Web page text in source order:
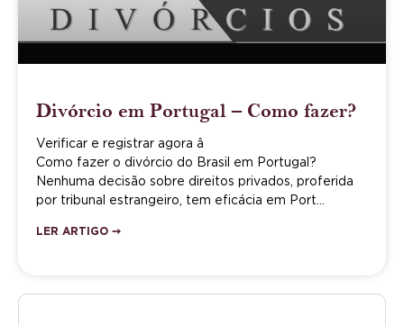
Divórcio em Portugal – Como fazer?
Verificar e registrar agora â
Como fazer o divórcio do Brasil em Portugal?
Nenhuma decisão sobre direitos privados, proferida
por tribunal estrangeiro, tem eficácia em Port…
LER ARTIGO ➙